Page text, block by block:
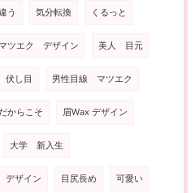
う 気分転換 くるっと
マツエク デザイン 美人 目元
伏し目 男性目線 マツエク
からこそ 眉Wax デザイン
大学 新入生
ザイン 目尻長め 可愛い